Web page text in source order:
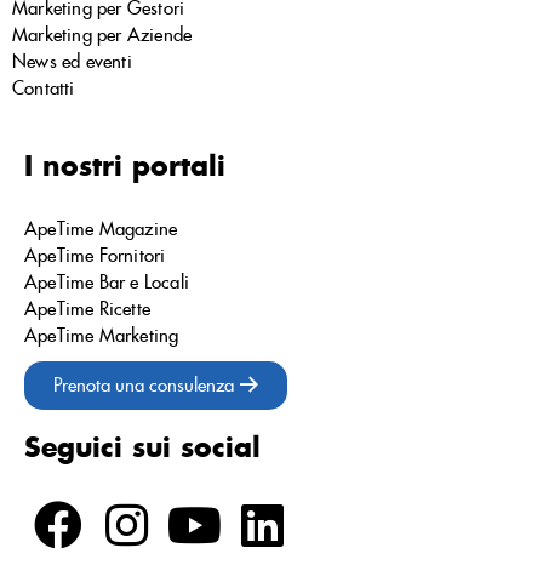
Marketing per Gestori
Marketing per Aziende
News ed eventi
Contatti
I nostri portali
ApeTime Magazine
ApeTime Fornitori
ApeTime Bar e Locali
ApeTime Ricette
ApeTime Marketing
Prenota una consulenza
Seguici sui social